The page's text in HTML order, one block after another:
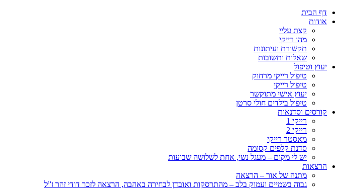
דף הבית
אודות
קצת עליי
מהו רייקי
תקשורת ועיתונות
שאלות ותשובות
יעוץ וטיפול
טיפול רייקי מרחוק
טיפול רייקי
יעוץ אישי מתוקשר
טיפול בילדים חולי סרטן
קורסים וסדנאות
רייקי 1
רייקי 2
מאסטר רייקי
סדנת קלפים קסומה
יש לי מקום – מעגל נשי, אחת לשלושה שבועות
הרצאות
מתנה של אור – הרצאה
גבוה בשמיים ועמוק בלב – מהתרסקות ואובדן לבחירה באהבה, הרצאה לזכר דודי זהר ז”ל